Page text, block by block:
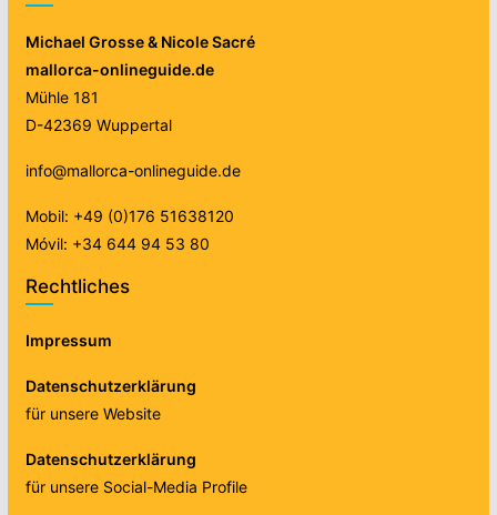
Michael Grosse & Nicole Sacré
mallorca-onlineguide.de
Mühle 181
D-42369 Wuppertal
info@mallorca-onlineguide.de
Mobil: +49 (0)176 51638120
Móvil: +34 644 94 53 80
Rechtliches
Impressum
Datenschutzerklärung
für unsere Website
Datenschutzerklärung
für unsere Social-Media Profile